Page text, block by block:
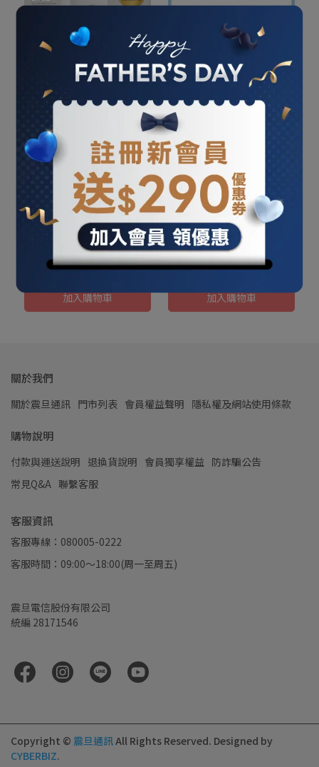
【SHARP夏普】一級能效
自動除菌離子衣物乾燥6L
退貨物稅)
NT$5,999 NT$7,490
加入購物車
【SHARP夏普】2.4L 智慧
攪拌零水鍋 KN-V24AT-
R/W(蕃茄紅/洋蔥白)
NT$9,900NT$15,900
加入購物車
【SHARP夏普】 30L
HEALSIO 旗艦水波爐 AX-
XP10T-R/W
加入購物車
【SHARP 夏普】30L AIoT
智慧聯網水波爐AX-
XW10T(寶石紅/星燦銀/星
加入購物車
關於我們
關於震旦通訊 門市列表 會員權益聲明 隱私權及網站使用條款
購物說明
付款與運送說明 退換貨說明 會員獨享權益 防詐騙公告
常見Q&A 聯繫客服
客服資訊
客服專線：080005-0222
客服時間：09:00～18:00(周一至周五)
震旦電信股份有限公司
統編 28171546
Copyright © 震旦通訊All Rights Reserved. Designed by
CYBERBIZ.